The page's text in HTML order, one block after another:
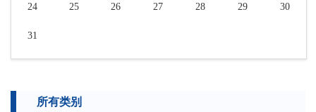
24 25 26 27 28 29 30
31
所有类别